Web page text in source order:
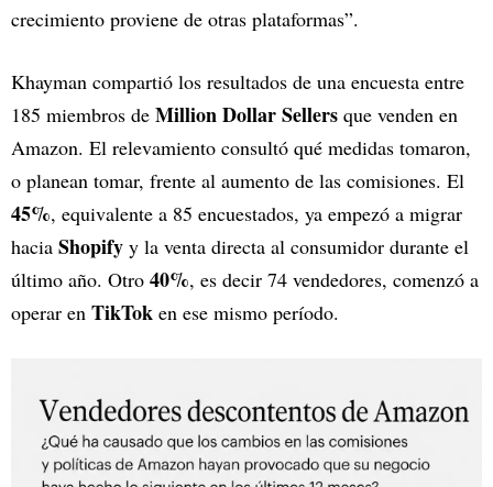
crecimiento proviene de otras plataformas”.
Khayman compartió los resultados de una encuesta entre
185 miembros de Million Dollar Sellers que venden en
Amazon. El relevamiento consultó qué medidas tomaron,
o planean tomar, frente al aumento de las comisiones. El
45%, equivalente a 85 encuestados, ya empezó a migrar
hacia Shopify y la venta directa al consumidor durante el
último año. Otro 40%, es decir 74 vendedores, comenzó a
operar en TikTok en ese mismo período.